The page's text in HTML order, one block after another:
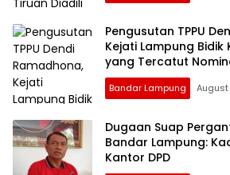
Pengusutan TPPU
Kejati Lampung
yang Tercatut
Bandar Lampung
Dugaan Suap
Bandar Lampung:
Kantor DPD